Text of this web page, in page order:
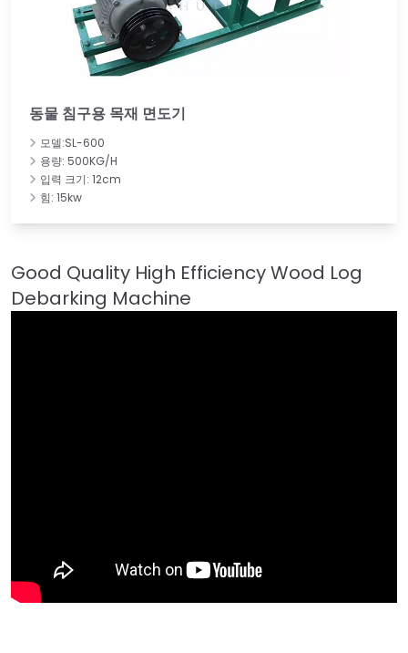
동물 침구용 목재 면도기
모델:SL-600
용량: 500KG/H
입력 크기: 12cm
힘: 15kw